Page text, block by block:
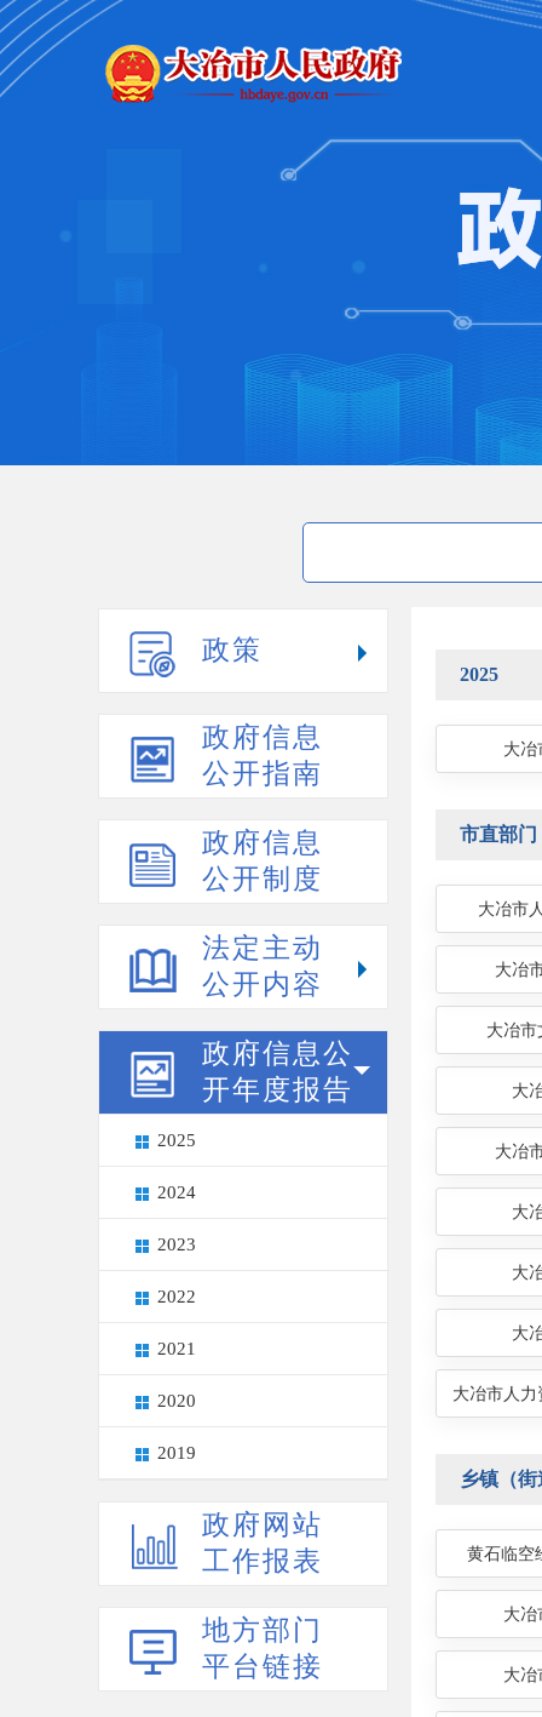
政策
政府信息
公开指南
政府信息
公开制度
法定主动
公开内容
政府信息公
开年度报告
2025
2024
2023
2022
2021
2020
2019
政府网站
工作报表
地方部门
平台链接
2025
大冶
市直部门
大冶市
大冶
大冶市
大
大冶
大
大
大
大冶市人
乡镇（
黄石临空
大冶
大冶